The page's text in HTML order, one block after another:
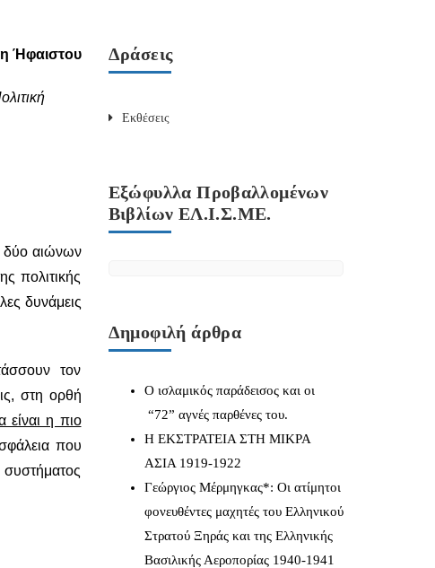
Ήφαιστου
δύο αιώνων
πολιτικής
δυνάμεις
τον
στη ορθή
είναι η πιο
που
Δράσεις
Εκθέσεις
Εξώφυλλα Προβαλλομένων
Βιβλίων ΕΛ.Ι.Σ.ΜΕ.
Δημοφιλή άρθρα
Ο ισλαμικός παράδεισος και οι
“72” αγνές παρθένες του.
Η ΕΚΣΤΡΑΤΕΙΑ ΣΤΗ ΜΙΚΡΑ
ΑΣΙΑ 1919-1922
Γεώργιος Μέρμηγκας*: Οι ατίμητοι
φονευθέντες μαχητές του Ελληνικού
Στρατού Ξηράς και της Ελληνικής
Βασιλικής Αεροπορίας 1940-1941